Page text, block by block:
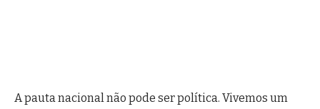
A pauta nacional não pode ser política. Vivemos um